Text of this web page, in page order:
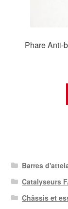
Phare Anti-
Barres
Catalyseurs
Châssis et